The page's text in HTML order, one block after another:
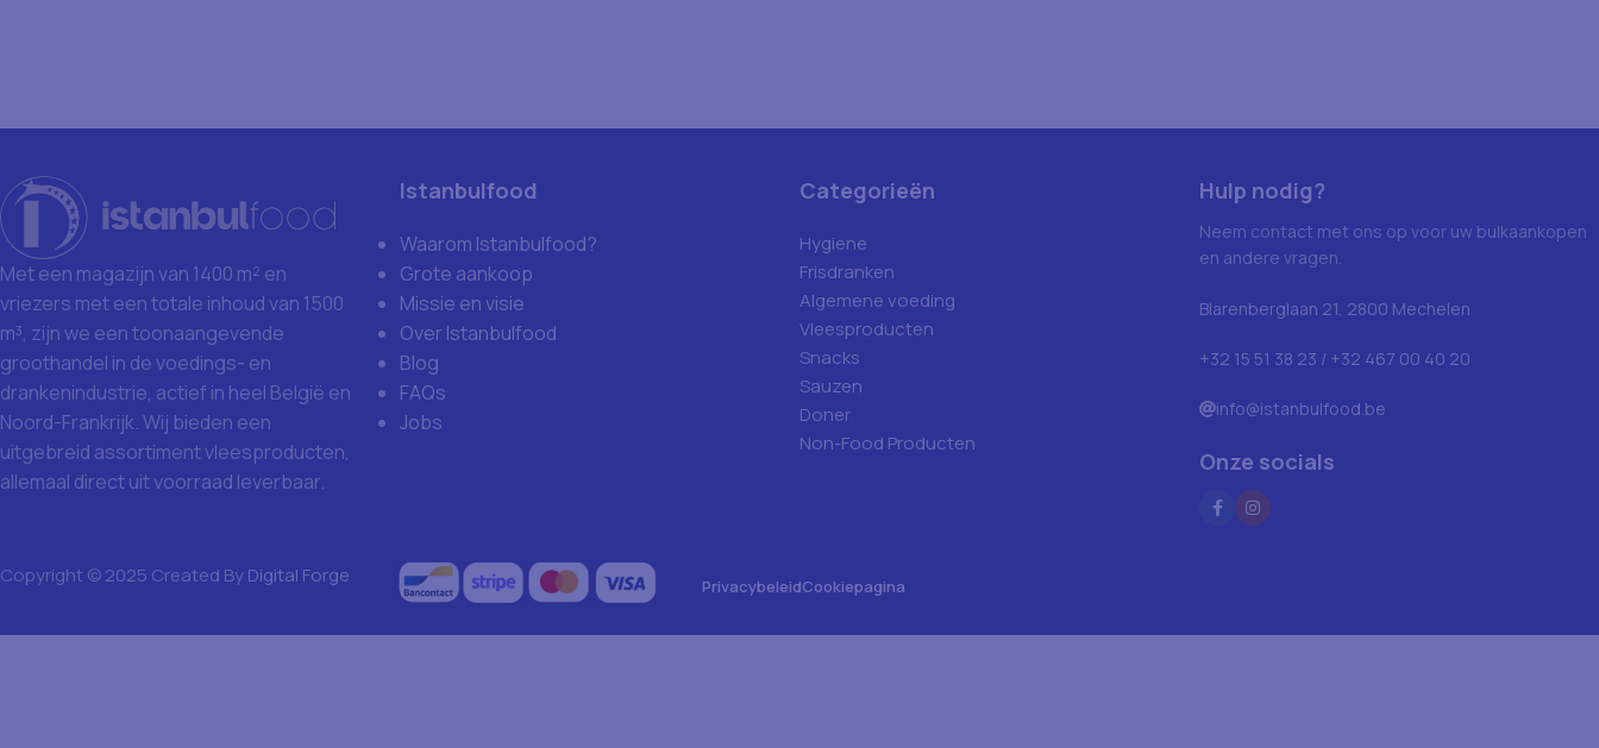
Met een magazijn van 1400 m² en
vriezers met een totale inhoud van 1500
m³, zijn we een toonaangevende
groothandel in de voedings- en
drankenindustrie, actief in heel België en
Noord-Frankrijk. Wij bieden een
uitgebreid assortiment vleesproducten,
allemaal direct uit voorraad leverbaar.
Istanbulfood
Waarom Istanbulfood?
Grote aankoop
Missie en visie
Over Istanbulfood
Blog
FAQs
Jobs
Categorieën
Hygiene
Frisdranken
Algemene voeding
Vleesproducten
Snacks
Sauzen
Doner
Non-Food Producten
Hulp nodig?
Neem contact met ons op voor uw bulkaankopen
en andere vragen.
Blarenberglaan 21, 2800 Mechelen
+32 15 51 38 23 / +32 467 00 40 20
info@istanbulfood.be
Onze socials
Copyright © 2025 Created ByDigital Forge PrivacybeleidCookiepagina